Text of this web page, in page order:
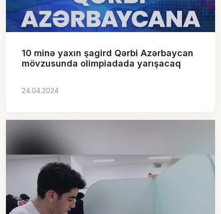
10 minə yaxın şagird Qərbi Azərbaycan
mövzusunda olimpiadada yarışacaq
24.04.2024